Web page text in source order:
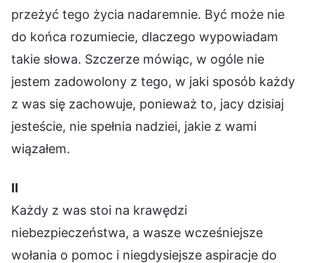
przeżyć tego życia nadaremnie. Być może nie
do końca rozumiecie, dlaczego wypowiadam
takie słowa. Szczerze mówiąc, w ogóle nie
jestem zadowolony z tego, w jaki sposób każdy
z was się zachowuje, ponieważ to, jacy dzisiaj
jesteście, nie spełnia nadziei, jakie z wami
wiązałem.
Ⅱ
Każdy z was stoi na krawędzi
niebezpieczeństwa, a wasze wcześniejsze
wołania o pomoc i niegdysiejsze aspiracje do